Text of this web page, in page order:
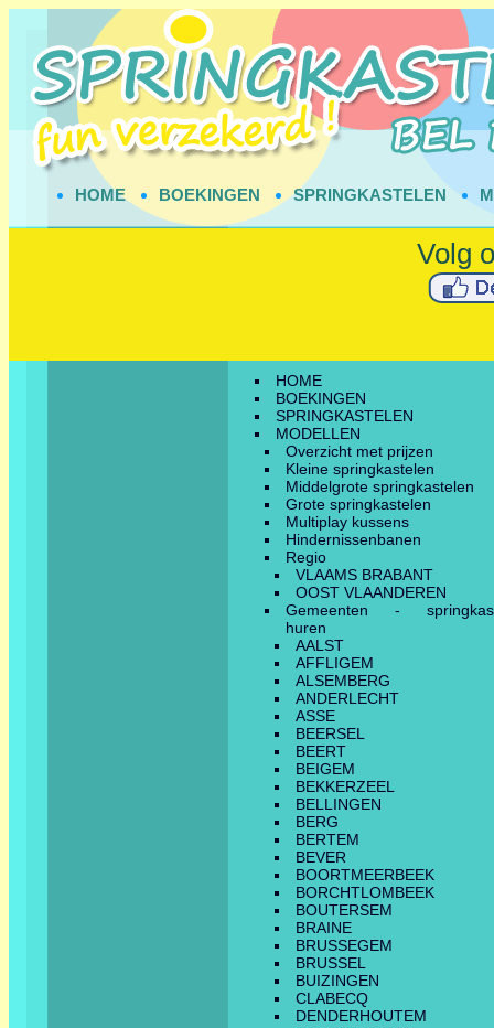
HOME BOEKINGEN SPRINGKASTELEN
HOME
BOEKINGEN
SPRINGKASTELEN
MODELLEN
Overzicht met prijzen
Kleine springkastelen
Middelgrote springkastelen
Grote springkastelen
Multiplay kussens
Hindernissenbanen
Regio
VLAAMS BRABANT
OOST VLAANDEREN
Gemeenten -
huren
AALST
AFFLIGEM
ALSEMBERG
ANDERLECHT
ASSE
BEERSEL
BEERT
BEIGEM
BEKKERZEEL
BELLINGEN
BERG
BERTEM
BEVER
BOORTMEERBEEK
BORCHTLOMBEEK
BOUTERSEM
BRAINE
BRUSSEGEM
BRUSSEL
BUIZINGEN
CLABECQ
DENDERHOUTEM